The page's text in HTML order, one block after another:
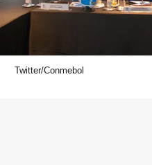
Twitter/Conmebol